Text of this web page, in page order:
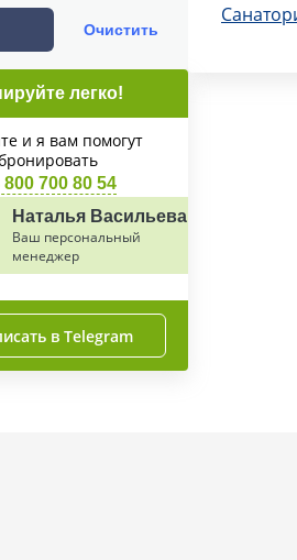
Очистить
легко!
и я вам помогут
800 700 80 54
Наталья Васильева
Ваш персональный
менеджер
в Telegram